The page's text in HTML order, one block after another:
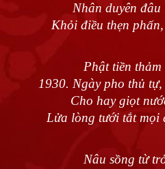
Nhân duyên
Khỏi điều thẹn
Phật tiền
1930. Ngày pho thủ
Cho hay giọt
Lửa lòng tưới tắt mọi
Nâu sồng từ